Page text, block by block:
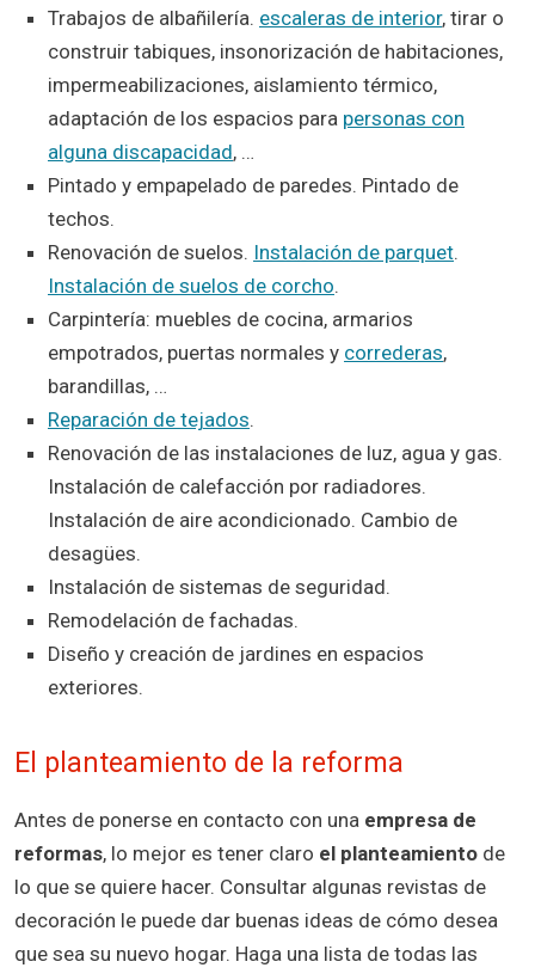
Trabajos de albañilería. escaleras de interior, tirar o
construir tabiques, insonorización de habitaciones,
impermeabilizaciones, aislamiento térmico,
adaptación de los espacios para personas con
alguna discapacidad, …
Pintado y empapelado de paredes. Pintado de
techos.
Renovación de suelos. Instalación de parquet.
Instalación de suelos de corcho.
Carpintería: muebles de cocina, armarios
empotrados, puertas normales y correderas,
barandillas, …
Reparación de tejados.
Renovación de las instalaciones de luz, agua y gas.
Instalación de calefacción por radiadores.
Instalación de aire acondicionado. Cambio de
desagües.
Instalación de sistemas de seguridad.
Remodelación de fachadas.
Diseño y creación de jardines en espacios
exteriores.
El planteamiento de la reforma
Antes de ponerse en contacto con una empresa de
reformas, lo mejor es tener claro el planteamiento de
lo que se quiere hacer. Consultar algunas revistas de
decoración le puede dar buenas ideas de cómo desea
que sea su nuevo hogar. Haga una lista de todas las